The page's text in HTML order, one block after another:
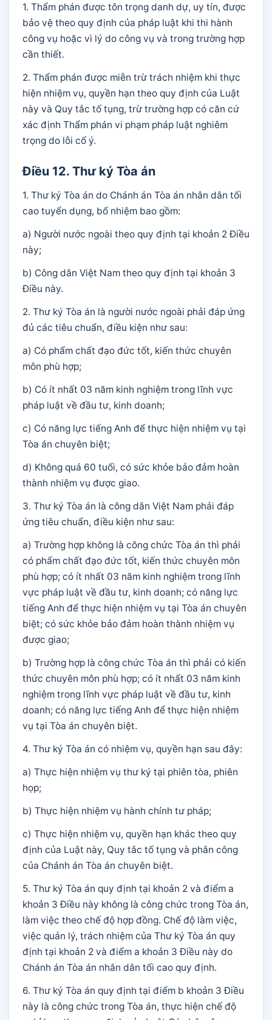
1. Thẩm phán được tôn trọng danh dự, uy tín, được
bảo vệ theo quy định của pháp luật khi thi hành
công vụ hoặc vì lý do công vụ và trong trường hợp
cần thiết.
2. Thẩm phán được miễn trừ trách nhiệm khi thực
hiện nhiệm vụ, quyền hạn theo quy định của Luật
này và Quy tắc tố tụng, trừ trường hợp có căn cứ
xác định Thẩm phán vi phạm pháp luật nghiêm
trọng do lỗi cố ý.
Điều 12. Thư ký Tòa án
1. Thư ký Tòa án do Chánh án Tòa án nhân dân tối
cao tuyển dụng, bổ nhiệm bao gồm:
a) Người nước ngoài theo quy định tại khoản 2 Điều
này;
b) Công dân Việt Nam theo quy định tại khoản 3
Điều này.
2. Thư ký Tòa án là người nước ngoài phải đáp ứng
đủ các tiêu chuẩn, điều kiện như sau:
a) Có phẩm chất đạo đức tốt, kiến thức chuyên
môn phù hợp;
b) Có ít nhất 03 năm kinh nghiệm trong lĩnh vực
pháp luật về đầu tư, kinh doanh;
c) Có năng lực tiếng Anh để thực hiện nhiệm vụ tại
Tòa án chuyên biệt;
d) Không quá 60 tuổi, có sức khỏe bảo đảm hoàn
thành nhiệm vụ được giao.
3. Thư ký Tòa án là công dân Việt Nam phải đáp
ứng tiêu chuẩn, điều kiện như sau:
a) Trường hợp không là công chức Tòa án thì phải
có phẩm chất đạo đức tốt, kiến thức chuyên môn
phù hợp; có ít nhất 03 năm kinh nghiệm trong lĩnh
vực pháp luật về đầu tư, kinh doanh; có năng lực
tiếng Anh để thực hiện nhiệm vụ tại Tòa án chuyên
biệt; có sức khỏe bảo đảm hoàn thành nhiệm vụ
được giao;
b) Trường hợp là công chức Tòa án thì phải có kiến
thức chuyên môn phù hợp; có ít nhất 03 năm kinh
nghiệm trong lĩnh vực pháp luật về đầu tư, kinh
doanh; có năng lực tiếng Anh để thực hiện nhiệm
vụ tại Tòa án chuyên biệt.
4. Thư ký Tòa án có nhiệm vụ, quyền hạn sau đây:
a) Thực hiện nhiệm vụ thư ký tại phiên tòa, phiên
họp;
b) Thực hiện nhiệm vụ hành chính tư pháp;
c) Thực hiện nhiệm vụ, quyền hạn khác theo quy
định của Luật này, Quy tắc tố tụng và phân công
của Chánh án Tòa án chuyên biệt.
5. Thư ký Tòa án quy định tại khoản 2 và điểm a
khoản 3 Điều này không là công chức trong Tòa án,
làm việc theo chế độ hợp đồng. Chế độ làm việc,
việc quản lý, trách nhiệm của Thư ký Tòa án quy
định tại khoản 2 và điểm a khoản 3 Điều này do
Chánh án Tòa án nhân dân tối cao quy định.
6. Thư ký Tòa án quy định tại điểm b khoản 3 Điều
này là công chức trong Tòa án, thực hiện chế độ